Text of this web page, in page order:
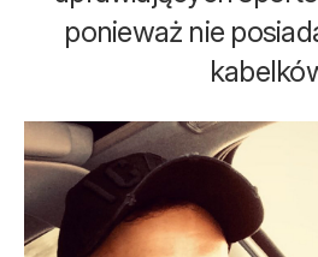
ponieważ nie